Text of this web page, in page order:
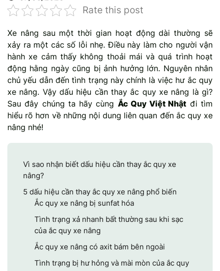
Vinfast
Suzuki
BMW
Long
Rocket
Rate this post
Xe nâng sau một thời gian hoạt động dài thường sẽ
xảy ra một các số lỗi nhẹ. Điều này làm cho người vận
hành xe cảm thấy không thoải mái và quá trình hoạt
động hằng ngày cũng bị ảnh hưởng lớn. Nguyên nhân
chủ yếu dẫn đến tình trạng này chính là việc hư ắc quy
xe nâng. Vậy dấu hiệu cần thay ắc quy xe nâng là gì?
Sau đây chúng ta hãy cùng Ắc Quy Việt Nhật đi tìm
hiểu rõ hơn về những nội dung liên quan đến ắc quy xe
nâng nhé!
Vì sao nhận biết dấu hiệu cần thay ắc quy xe
nâng?
5 dấu hiệu cần thay ắc quy xe nâng phổ biến
Ắc quy xe nâng bị sunfat hóa
Tình trạng xả nhanh bất thường sau khi sạc
của ắc quy xe nâng
Ắc quy xe nâng có axit bám bên ngoài
Tình trạng bị hư hỏng và mài mòn của ắc quy